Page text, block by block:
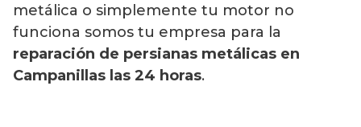
metálica o simplemente tu motor no
funciona somos tu empresa para la
reparación de persianas metálicas en
Campanillas las 24 horas.